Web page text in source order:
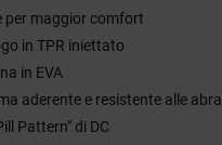
per maggior comfort
in TPR iniettato
in EVA
aderente e resistente alle
Pattern" di DC